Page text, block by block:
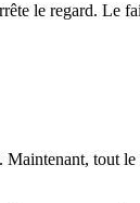
le regard. Le
Maintenant, tout